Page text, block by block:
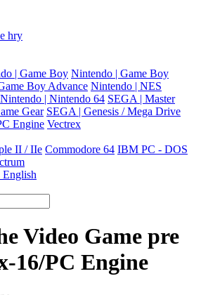
hry
| Game Boy Nintendo | Game Boy
Boy Advance Nintendo | NES
Nintendo | Nintendo 64 SEGA | Master
Gear SEGA | Genesis / Mega Drive
Engine Vectrex
II / IIe Commodore 64 IBM PC - DOS
English
Video Game pre
16/PC Engine